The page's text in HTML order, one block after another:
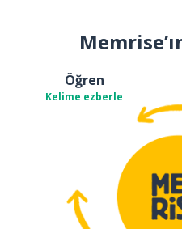
Öğren
Kelime ezberle